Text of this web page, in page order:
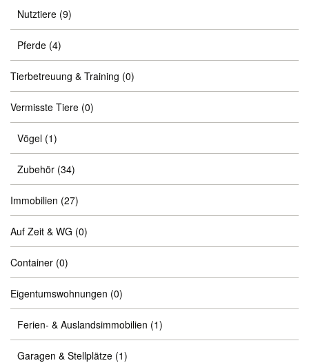
Nutztiere (9)
Pferde (4)
Tierbetreuung & Training (0)
Vermisste Tiere (0)
Vögel (1)
Zubehör (34)
Immobilien (27)
Auf Zeit & WG (0)
Container (0)
Eigentumswohnungen (0)
Ferien- & Auslandsimmobilien (1)
Garagen & Stellplätze (1)